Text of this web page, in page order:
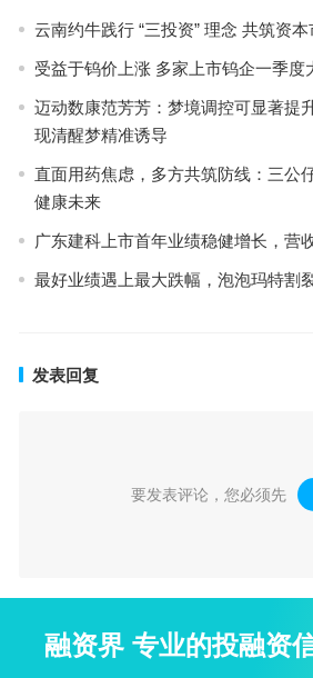
云南约牛践行 “三投资” 理念 共筑资
受益于钨价上涨 多家上市钨企一季度
迈动数康范芳芳：梦境调控可显著提
现清醒梦精准诱导
直面用药焦虑，多方共筑防线：三公
健康未来
广东建科上市首年业绩稳健增长，营
最好业绩遇上最大跌幅，泡泡玛特割
发表回复
要发表评论，您必须先
融资界 专业的投融资